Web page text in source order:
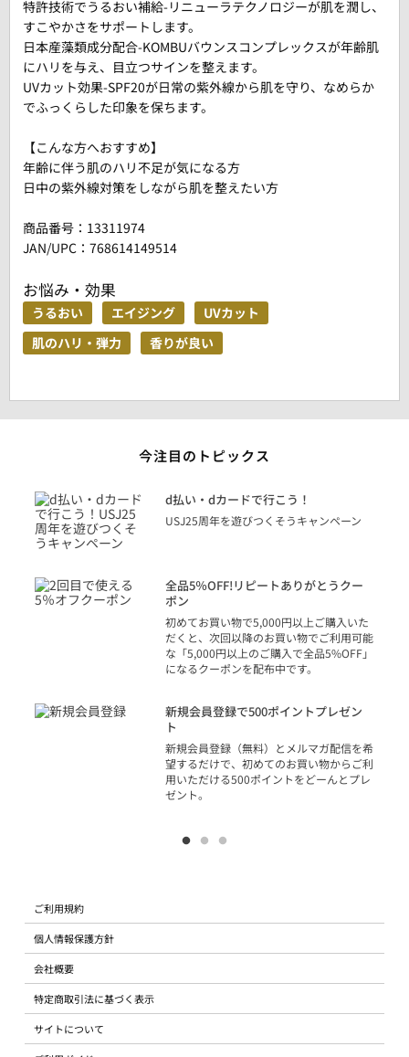
特許技術でうるおい補給-リニューラテクノロジーが肌を潤し、
すこやかさをサポートします。
日本産藻類成分配合-KOMBUバウンスコンプレックスが年齢肌
にハリを与え、目立つサインを整えます。
UVカット効果-SPF20が日常の紫外線から肌を守り、なめらか
でふっくらした印象を保ちます。
【こんな方へおすすめ】
年齢に伴う肌のハリ不足が気になる方
日中の紫外線対策をしながら肌を整えたい方
商品番号： 13311974
JAN/UPC：768614149514
お悩み・効果
うるおい エイジング
UVカット
肌のハリ・弾力
香りが良い
今注目のトピックス
d払い・dカードで行こう！
USJ25周年を遊びつくそうキャンペーン
全品5％OFF!リピートありがとうクー
ポン
初めてお買い物で5,000円以上ご購入いた
だくと、次回以降のお買い物でご利用可能
な「5,000円以上のご購入で全品5%OFF」
になるクーポンを配布中です。
新規会員登録で500ポイントプレゼン
ト
新規会員登録（無料）とメルマガ配信を希
望するだけで、初めてのお買い物からご利
用いただける500ポイントをどーんとプレ
ゼント。
ご利用規約
個人情報保護方針
会社概要
特定商取引法に基づく表示
サイトについて